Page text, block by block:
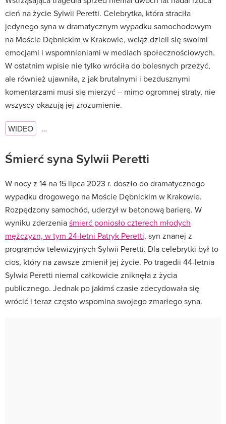
cień na życie Sylwii Peretti. Celebrytka, która straciła
jedynego syna w dramatycznym wypadku samochodowym
na Moście Dębnickim w Krakowie, wciąż dzieli się swoimi
emocjami i wspomnieniami w mediach społecznościowych.
W ostatnim wpisie nie tylko wróciła do bolesnych przeżyć,
ale również ujawniła, z jak brutalnymi i bezdusznymi
komentarzami musi się mierzyć – mimo ogromnej straty, nie
wszyscy okazują jej zrozumienie.
WIDEO …
Śmierć syna Sylwii Peretti
W nocy z 14 na 15 lipca 2023 r. doszło do dramatycznego
wypadku drogowego na Moście Dębnickim w Krakowie.
Rozpędzony samochód, uderzył w betonową barierę. W
wyniku zderzeniaśmierć poniosło czterech młodych
mężczyzn, w tym 24-letni Patryk Peretti, syn znanej z
programów telewizyjnych Sylwii Peretti. Dla celebrytki był to
cios, który na zawsze zmienił jej życie. Po tragedii 44-letnia
Sylwia Peretti niemal całkowicie zniknęła z życia
publicznego. Jednak po jakimś czasie zdecydowała się
wrócić i teraz często wspomina swojego zmarłego syna.